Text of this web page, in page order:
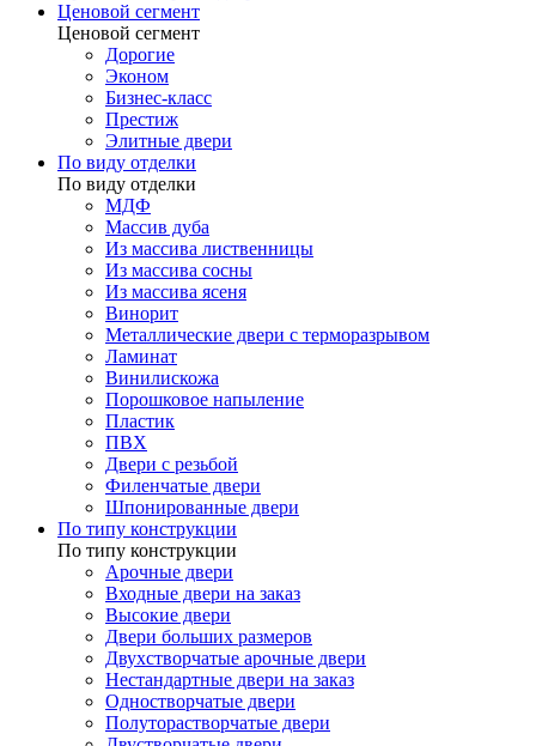
Ценовой сегмент
Ценовой сегмент
Дорогие
Эконом
Бизнес-класс
Престиж
Элитные двери
По виду отделки
По виду отделки
МДФ
Массив дуба
Из массива лиственницы
Из массива сосны
Из массива ясеня
Винорит
Металлические двери с терморазрывом
Ламинат
Винилискожа
Порошковое напыление
Пластик
ПВХ
Двери с резьбой
Филенчатые двери
Шпонированные двери
По типу конструкции
По типу конструкции
Арочные двери
Входные двери на заказ
Высокие двери
Двери больших размеров
Двухстворчатые арочные двери
Нестандартные двери на заказ
Одностворчатые двери
Полуторастворчатые двери